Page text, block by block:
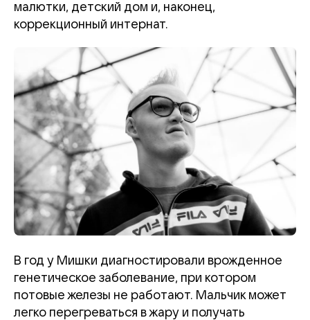
малютки, детский дом и, наконец,
коррекционный интернат.
В год у Мишки диагностировали врожденное
генетическое заболевание, при котором
потовые железы не работают. Мальчик может
легко перегреваться в жару и получать